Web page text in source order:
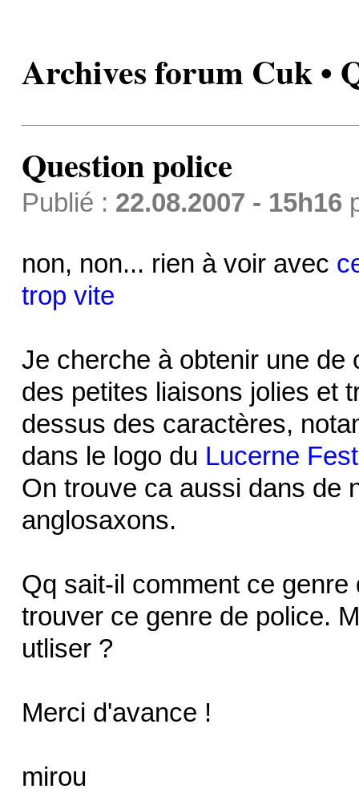
Archives forum Cuk •
Question police
Publié : 22.08.2007 - 15h16
non, non... rien à voir avec
trop vite
Je cherche à obtenir une
des petites liaisons jolies et
dessus des caractères,
dans le logo du Lucerne
On trouve ca aussi dans de
anglosaxons.
Qq sait-il comment ce
trouver ce genre de police.
utliser ?
Merci d'avance !
mirou